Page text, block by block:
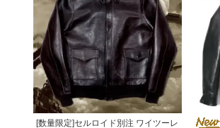
[数量限定]セルロイド別注 ワイツーレ